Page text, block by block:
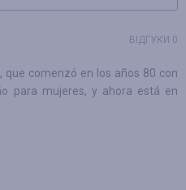
ВІДГУКИ 0
que comenzó en los años 80 con
para mujeres, y ahora está en